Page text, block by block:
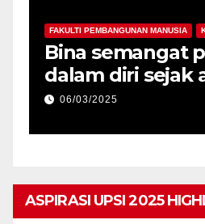
FAKULTI PEMBANGUNAN MANUSIA
Bina semangat
dalam diri sejak
06/03/2025
ASPIRASI UPSI 2025